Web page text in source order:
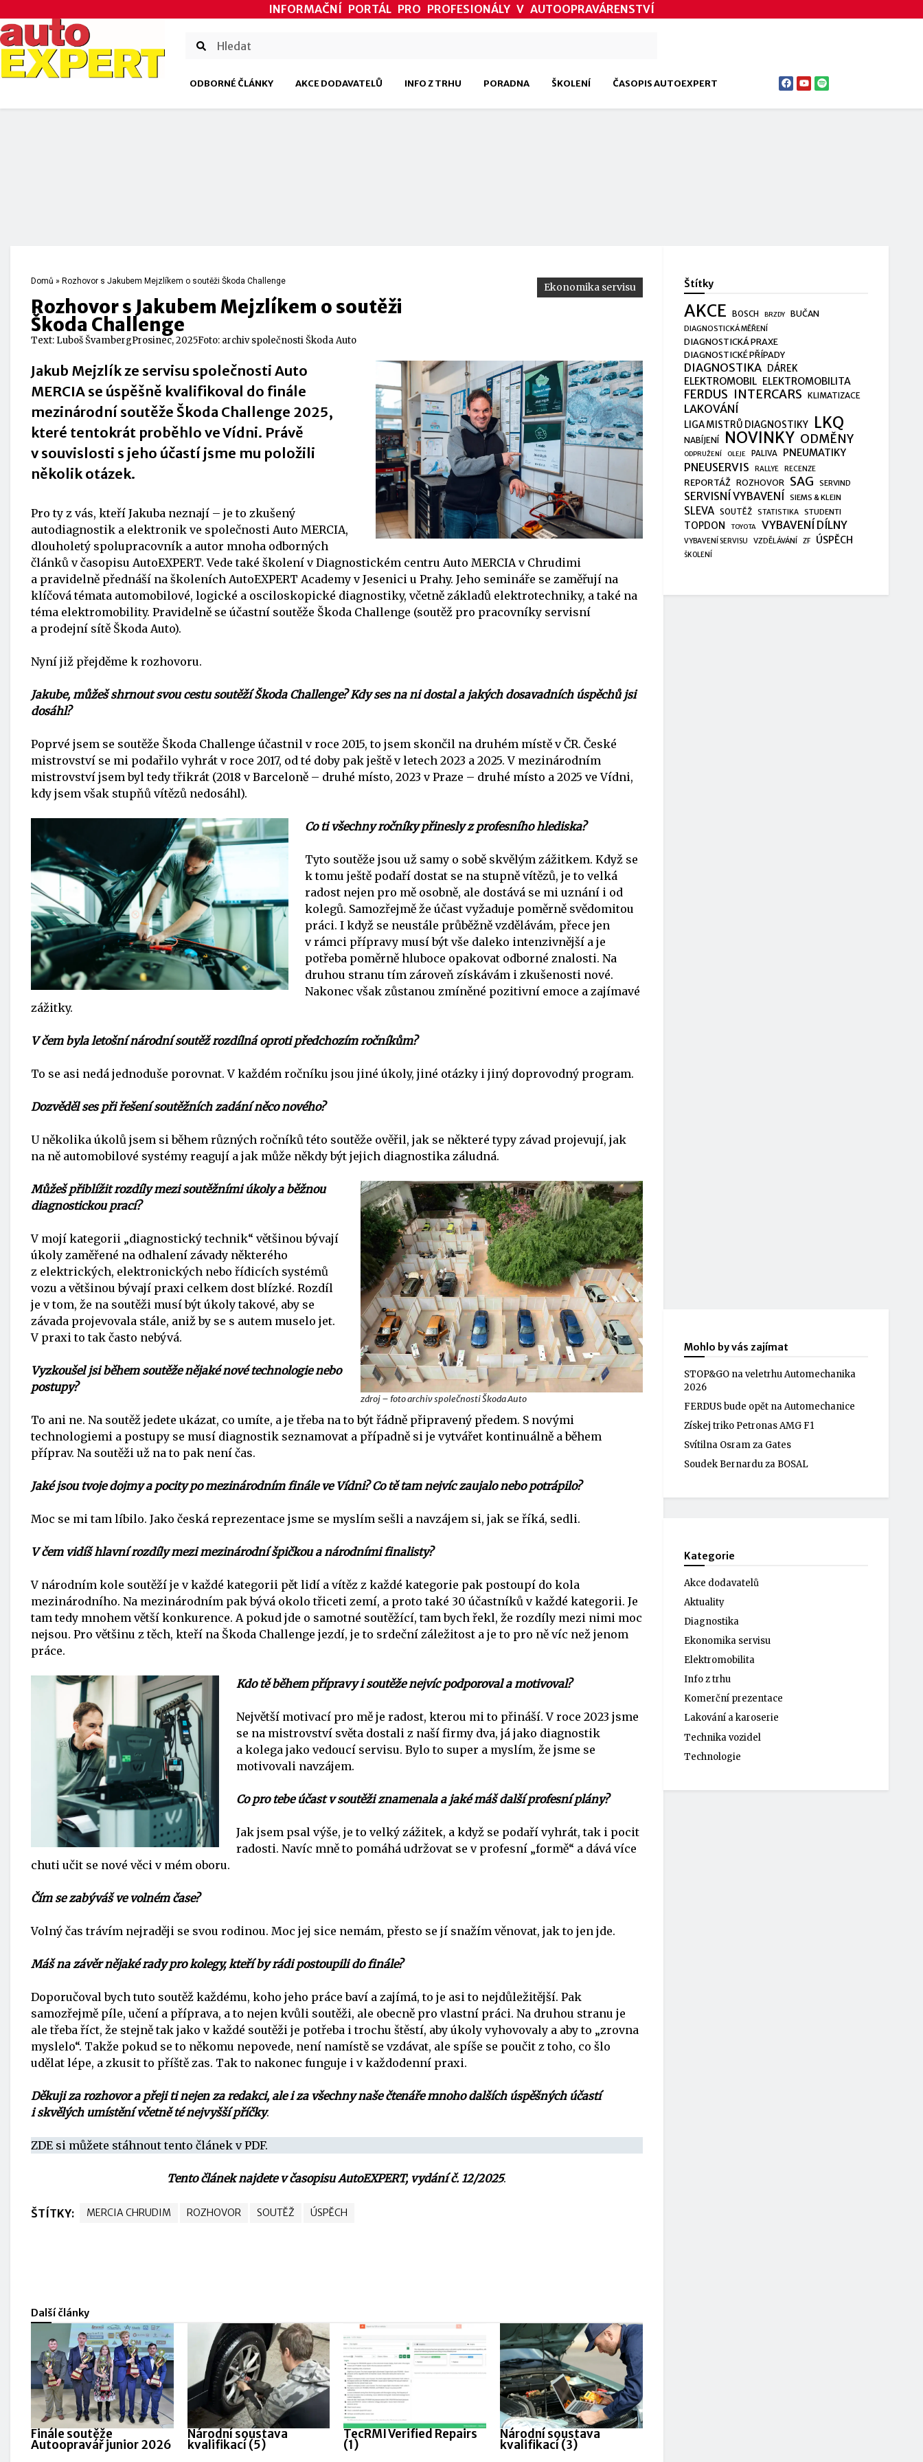
INFORMAČNÍ PORTÁL PRO PROFESIONÁLY V AUTOOPRAVÁRENSTVÍ
ODBORNÉ ČLÁNKY AKCE DODAVATELŮ INFO Z TRHU PORADNA ŠKOLENÍ ČASOPIS AUTOEXPERT
Domů » Rozhovor s Jakubem Mejzlíkem o soutěži Škoda Challenge
Rozhovor s Jakubem Mejzlíkem o soutěži
Škoda Challenge
Ekonomika servisu
Text: Luboš ŠvambergProsinec, 2025Foto: archiv společnosti Škoda Auto
Jakub Mejzlík ze servisu společnosti Auto
MERCIA se úspěšně kvalifikoval do finále
mezinárodní soutěže Škoda Challenge 2025,
které tentokrát proběhlo ve Vídni. Právě
v souvislosti s jeho účastí jsme mu položili
několik otázek.
Pro ty z vás, kteří Jakuba neznají – je to zkušený
autodiagnostik a elektronik ve společnosti Auto MERCIA,
dlouholetý spolupracovník a autor mnoha odborných
článků v časopisu AutoEXPERT. Vede také školení v Diagnostickém centru Auto MERCIA v Chrudimi
a pravidelně přednáší na školeních AutoEXPERT Academy v Jesenici u Prahy. Jeho semináře se zaměřují na
klíčová témata automobilové, logické a osciloskopické diagnostiky, včetně základů elektrotechniky, a také na
téma elektromobility. Pravidelně se účastní soutěže Škoda Challenge (soutěž pro pracovníky servisní
a prodejní sítě Škoda Auto).
Nyní již přejděme k rozhovoru.
Jakube, můžeš shrnout svou cestu soutěží Škoda Challenge? Kdy ses na ni dostal a jakých dosavadních úspěchů jsi
dosáhl?
Poprvé jsem se soutěže Škoda Challenge účastnil v roce 2015, to jsem skončil na druhém místě v ČR. České
mistrovství se mi podařilo vyhrát v roce 2017, od té doby pak ještě v letech 2023 a 2025. V mezinárodním
mistrovství jsem byl tedy třikrát (2018 v Barceloně – druhé místo, 2023 v Praze – druhé místo a 2025 ve Vídni,
kdy jsem však stupňů vítězů nedosáhl).
Co ti všechny ročníky přinesly z profesního hlediska?
Tyto soutěže jsou už samy o sobě skvělým zážitkem. Když se
k tomu ještě podaří dostat se na stupně vítězů, je to velká
radost nejen pro mě osobně, ale dostává se mi uznání i od
kolegů. Samozřejmě že účast vyžaduje poměrně svědomitou
práci. I když se neustále průběžně vzdělávám, přece jen
v rámci přípravy musí být vše daleko intenzivnější a je
potřeba poměrně hluboce opakovat odborné znalosti. Na
druhou stranu tím zároveň získávám i zkušenosti nové.
Nakonec však zůstanou zmíněné pozitivní emoce a zajímavé
zážitky.
V čem byla letošní národní soutěž rozdílná oproti předchozím ročníkům?
To se asi nedá jednoduše porovnat. V každém ročníku jsou jiné úkoly, jiné otázky i jiný doprovodný program.
Dozvěděl ses při řešení soutěžních zadání něco nového?
U několika úkolů jsem si během různých ročníků této soutěže ověřil, jak se některé typy závad projevují, jak
na ně automobilové systémy reagují a jak může někdy být jejich diagnostika záludná.
zdroj – foto archiv společnosti Škoda Auto
Můžeš přiblížit rozdíly mezi soutěžními úkoly a běžnou
diagnostickou prací?
V mojí kategorii „diagnostický technik“ většinou bývají
úkoly zaměřené na odhalení závady některého
z elektrických, elektronických nebo řídicích systémů
vozu a většinou bývají praxi celkem dost blízké. Rozdíl
je v tom, že na soutěži musí být úkoly takové, aby se
závada projevovala stále, aniž by se s autem muselo jet.
V praxi to tak často nebývá.
Vyzkoušel jsi během soutěže nějaké nové technologie nebo
postupy?
To ani ne. Na soutěž jedete ukázat, co umíte, a je třeba na to být řádně připravený předem. S novými
technologiemi a postupy se musí diagnostik seznamovat a případně si je vytvářet kontinuálně a během
příprav. Na soutěži už na to pak není čas.
Jaké jsou tvoje dojmy a pocity po mezinárodním finále ve Vídni? Co tě tam nejvíc zaujalo nebo potrápilo?
Moc se mi tam líbilo. Jako česká reprezentace jsme se myslím sešli a navzájem si, jak se říká, sedli.
V čem vidíš hlavní rozdíly mezi mezinárodní špičkou a národními finalisty?
V národním kole soutěží je v každé kategorii pět lidí a vítěz z každé kategorie pak postoupí do kola
mezinárodního. Na mezinárodním pak bývá okolo třiceti zemí, a proto také 30 účastníků v každé kategorii. Je
tam tedy mnohem větší konkurence. A pokud jde o samotné soutěžící, tam bych řekl, že rozdíly mezi nimi moc
nejsou. Pro většinu z těch, kteří na Škoda Challenge jezdí, je to srdeční záležitost a je to pro ně víc než jenom
práce.
Kdo tě během přípravy i soutěže nejvíc podporoval a motivoval?
Největší motivací pro mě je radost, kterou mi to přináší. V roce 2023 jsme
se na mistrovství světa dostali z naší firmy dva, já jako diagnostik
a kolega jako vedoucí servisu. Bylo to super a myslím, že jsme se
motivovali navzájem.
Co pro tebe účast v soutěži znamenala a jaké máš další profesní plány?
Jak jsem psal výše, je to velký zážitek, a když se podaří vyhrát, tak i pocit
radosti. Navíc mně to pomáhá udržovat se v profesní „formě“ a dává více
chuti učit se nové věci v mém oboru.
Čím se zabýváš ve volném čase?
Volný čas trávím nejraději se svou rodinou. Moc jej sice nemám, přesto se jí snažím věnovat, jak to jen jde.
Máš na závěr nějaké rady pro kolegy, kteří by rádi postoupili do finále?
Doporučoval bych tuto soutěž každému, koho jeho práce baví a zajímá, to je asi to nejdůležitější. Pak
samozřejmě píle, učení a příprava, a to nejen kvůli soutěži, ale obecně pro vlastní práci. Na druhou stranu je
ale třeba říct, že stejně tak jako v každé soutěži je potřeba i trochu štěstí, aby úkoly vyhovovaly a aby to „zrovna
myslelo“. Takže pokud se to někomu nepovede, není namístě se vzdávat, ale spíše se poučit z toho, co šlo
udělat lépe, a zkusit to příště zas. Tak to nakonec funguje i v každodenní praxi.
Děkuji za rozhovor a přeji ti nejen za redakci, ale i za všechny naše čtenáře mnoho dalších úspěšných účastí
i skvělých umístění včetně té nejvyšší příčky.
ZDE si můžete stáhnout tento článek v PDF.
Tento článek najdete v časopisu AutoEXPERT, vydání č. 12/2025.
ŠTÍTKY: MERCIA CHRUDIM ROZHOVOR SOUTĚŽ ÚSPĚCH
Další články
Finále soutěže
Autoopravář junior 2026
Národní soustava
kvalifikací (5)
TecRMI Verified Repairs
(1)
Národní soustava
kvalifikací (3)
Štítky
AKCE BOSCH BRZDY BUČAN
DIAGNOSTICKÁ MĚŘENÍ
DIAGNOSTICKÁ PRAXE
DIAGNOSTICKÉ PŘÍPADY
DIAGNOSTIKA DÁREK
ELEKTROMOBIL ELEKTROMOBILITA
FERDUS INTERCARS KLIMATIZACE
LAKOVÁNÍ
LIGA MISTRŮ DIAGNOSTIKY LKQ
NABÍJENÍ NOVINKY ODMĚNY
ODPRUŽENÍ OLEJE PALIVA PNEUMATIKY
PNEUSERVIS RALLYE RECENZE
REPORTÁŽ ROZHOVOR SAG SERVIND
SERVISNÍ VYBAVENÍ SIEMS & KLEIN
SLEVA SOUTĚŽ STATISTIKA STUDENTI
TOPDON TOYOTA VYBAVENÍ DÍLNY
VYBAVENÍ SERVISU VZDĚLÁVÁNÍ ZF ÚSPĚCH
ŠKOLENÍ
Mohlo by vás zajímat
STOP&GO na veletrhu Automechanika
2026
FERDUS bude opět na Automechanice
Získej triko Petronas AMG F1
Svítilna Osram za Gates
Soudek Bernardu za BOSAL
Kategorie
Akce dodavatelů
Aktuality
Diagnostika
Ekonomika servisu
Elektromobilita
Info z trhu
Komerční prezentace
Lakování a karoserie
Technika vozidel
Technologie